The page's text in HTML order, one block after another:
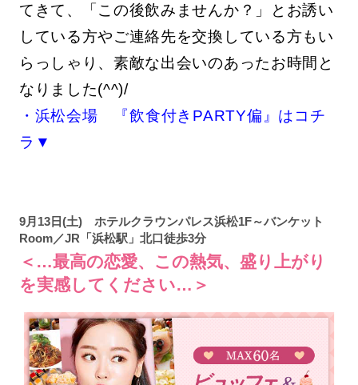
てきて、「この後飲みませんか？」とお誘い
している方やご連絡先を交換している方もい
らっしゃり、素敵な出会いのあったお時間と
なりました(^^)/
・浜松会場 『飲食付きPARTY偏』はコチ
ラ▼
9月13日(土) ホテルクラウンパレス浜松1F～バンケット
Room／JR「浜松駅」北口徒歩3分
＜…最高の恋愛、この熱気、盛り上がり
を実感してください…＞